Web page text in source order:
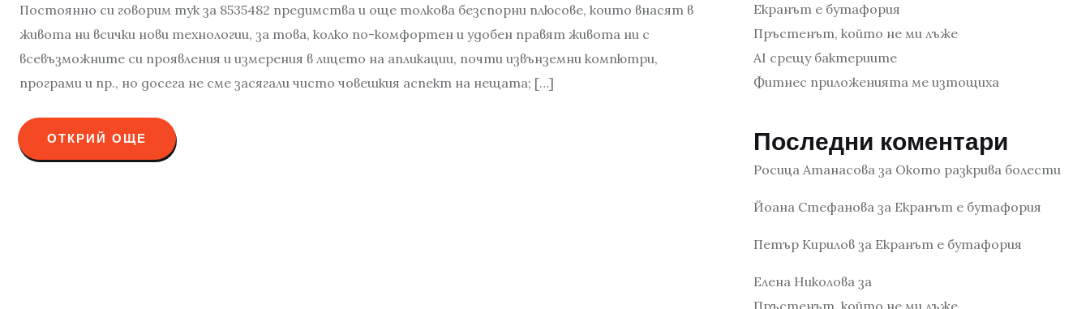
Постоянно си говорим тук за 8535482 предимства и още толкова безспорни плюсове, които внасят в
живота ни всички нови технологии, за това, колко по-комфортен и удобен правят живота ни с
всевъзможните си проявления и измерения в лицето на апликации, почти извънземни компютри,
програми и пр., но досега не сме засягали чисто човешкия аспект на нещата; […]
ОТКРИЙ ОЩЕ
Екранът е бутафория
Пръстенът, който не ми лъже
AI срещу бактериите
Фитнес приложенията ме изтощиха
Последни коментари
Росица Атанасова за Окото разкрива болести
Йоана Стефанова за Екранът е бутафория
Петър Кирилов за Екранът е бутафория
Елена Николова за
Пръстенът, който не ми лъже